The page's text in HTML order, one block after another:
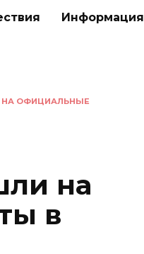
Информация
НА ОФИЦИАЛЬНЫЕ
на
в